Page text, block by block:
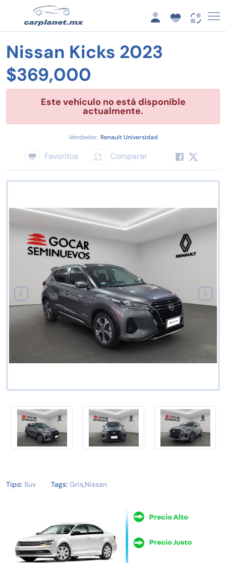
Nissan Kicks 2023
$369,000
Este vehículo no está disponible
actualmente.
Vendedor: Renault Universidad
Favoritos Comparar
Tipo: Suv Tags: Gris,Nissan